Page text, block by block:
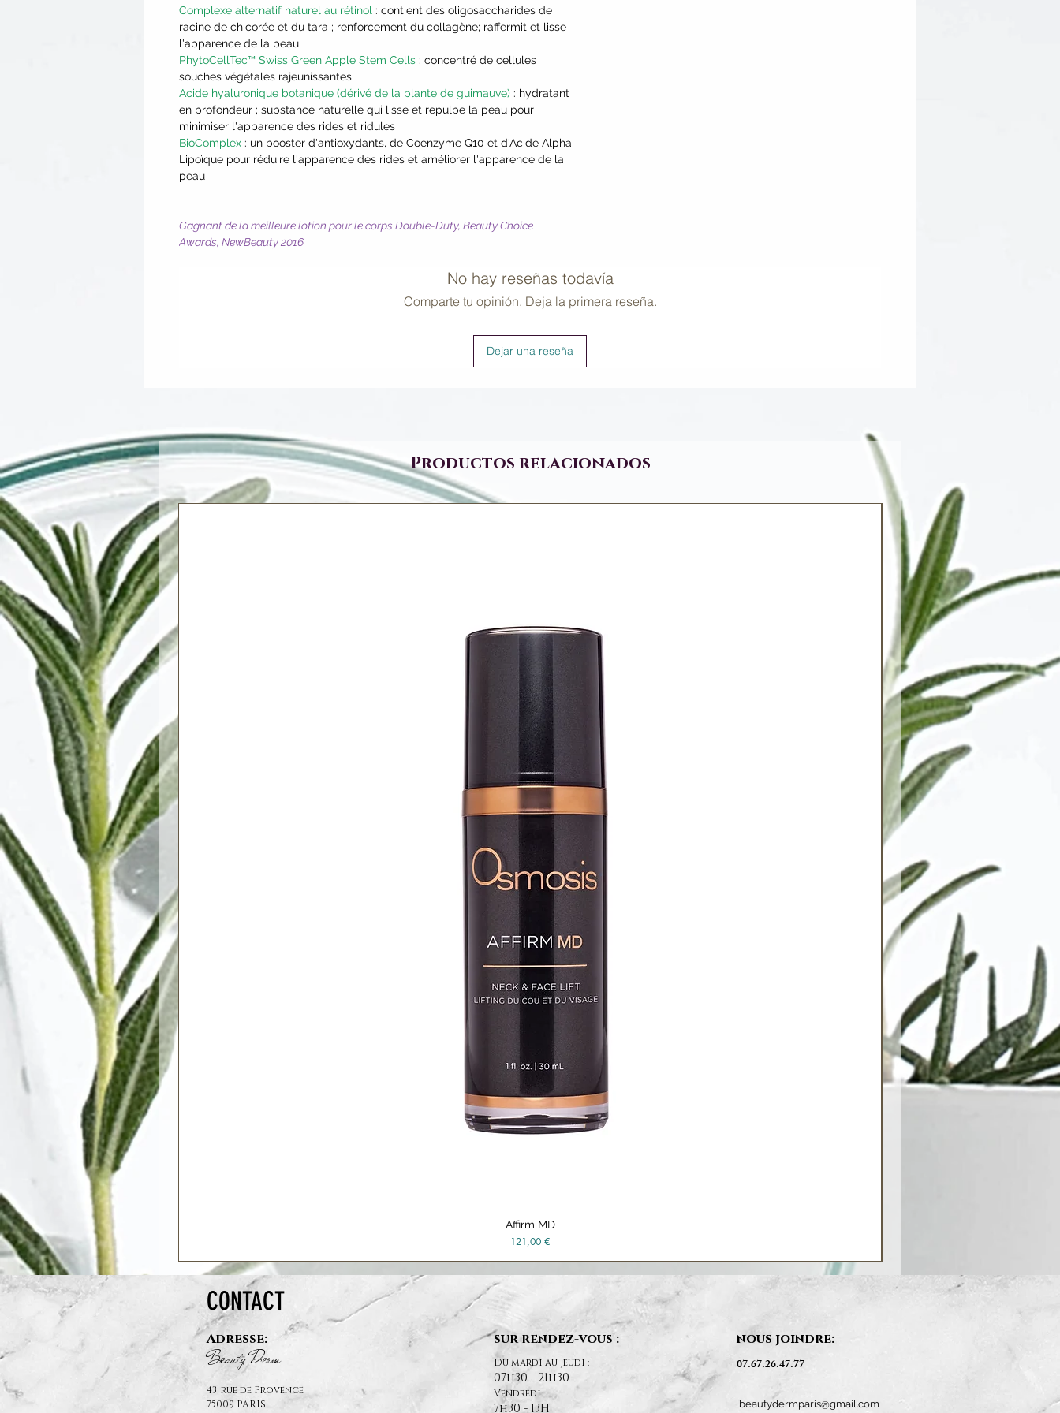
Complexe alternatif naturel au rétinol : contient des oligosaccharides de
racine de chicorée et du tara ; renforcement du collagène; raffermit et lisse
l'apparence de la peau
PhytoCellTec™ Swiss Green Apple Stem Cells : concentré de cellules
souches végétales rajeunissantes
Acide hyaluronique botanique (dérivé de la plante de guimauve) : hydratant
en profondeur ; substance naturelle qui lisse et repulpe la peau pour
minimiser l'apparence des rides et ridules
BioComplex : un booster d'antioxydants, de Coenzyme Q10 et d'Acide Alpha
Lipoïque pour réduire l'apparence des rides et améliorer l'apparence de la
peau
Gagnant de la meilleure lotion pour le corps Double-Duty, Beauty Choice
Awards, NewBeauty 2016
No hay reseñas todavía
Comparte tu opinión. Deja la primera reseña.
Dejar una reseña
Productos relacionados
Vista rápida
Affirm MD
Precio
121,00 €
CONTACT
Adresse:
Beauty Derm
43, rue de Provence
75009 PARIS
sur rendez-vous :
Du mardi au Jeudi :
07h30 - 21h30
Vendredi:
7h30 - 13H
nous joindre:
07.67.26.47.77
beautydermparis@gmail.com